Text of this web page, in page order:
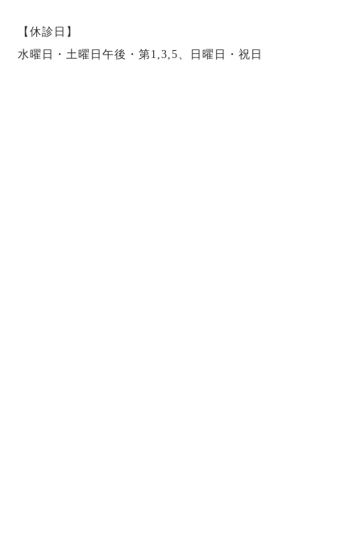
【休診日】
水曜日・土曜日午後・第1,3,5、日曜日・祝日